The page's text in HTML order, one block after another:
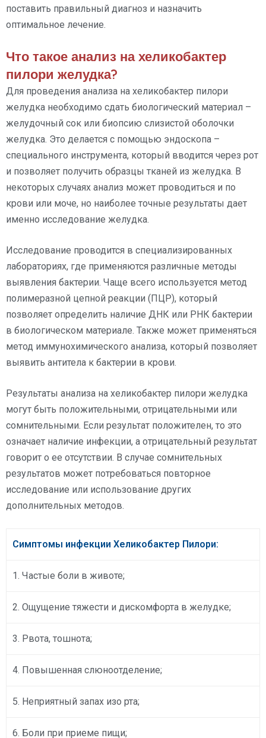
поставить правильный диагноз и назначить
оптимальное лечение.
Что такое анализ на хеликобактер
пилори желудка?
Для проведения анализа на хеликобактер пилори
желудка необходимо сдать биологический материал –
желудочный сок или биопсию слизистой оболочки
желудка. Это делается с помощью эндоскопа –
специального инструмента, который вводится через рот
и позволяет получить образцы тканей из желудка. В
некоторых случаях анализ может проводиться и по
крови или моче, но наиболее точные результаты дает
именно исследование желудка.
Исследование проводится в специализированных
лабораториях, где применяются различные методы
выявления бактерии. Чаще всего используется метод
полимеразной цепной реакции (ПЦР), который
позволяет определить наличие ДНК или РНК бактерии
в биологическом материале. Также может применяться
метод иммунохимического анализа, который позволяет
выявить антитела к бактерии в крови.
Результаты анализа на хеликобактер пилори желудка
могут быть положительными, отрицательными или
сомнительными. Если результат положителен, то это
означает наличие инфекции, а отрицательный результат
говорит о ее отсутствии. В случае сомнительных
результатов может потребоваться повторное
исследование или использование других
дополнительных методов.
Симптомы инфекции Хеликобактер Пилори:
1. Частые боли в животе;
2. Ощущение тяжести и дискомфорта в желудке;
3. Рвота, тошнота;
4. Повышенная слюноотделение;
5. Неприятный запах изо рта;
6. Боли при приеме пищи;